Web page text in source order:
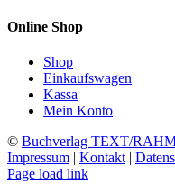
Online Shop
Shop
Einkaufswagen
Kassa
Mein Konto
© Buchverlag TEXT/
Impressum | Kontakt |
Facebook
Instagram
YouTube
X
LinkedIn
SoundCloud
Page load link